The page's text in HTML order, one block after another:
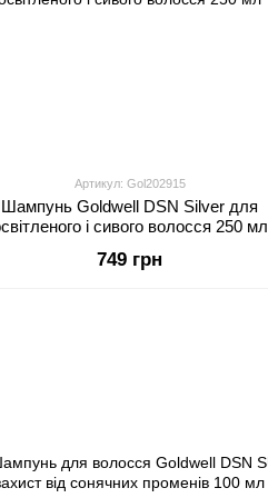
Артикул: Gol202915
Шампунь Goldwell DSN Silver для
і сивого волосся 250 мл
749 грн